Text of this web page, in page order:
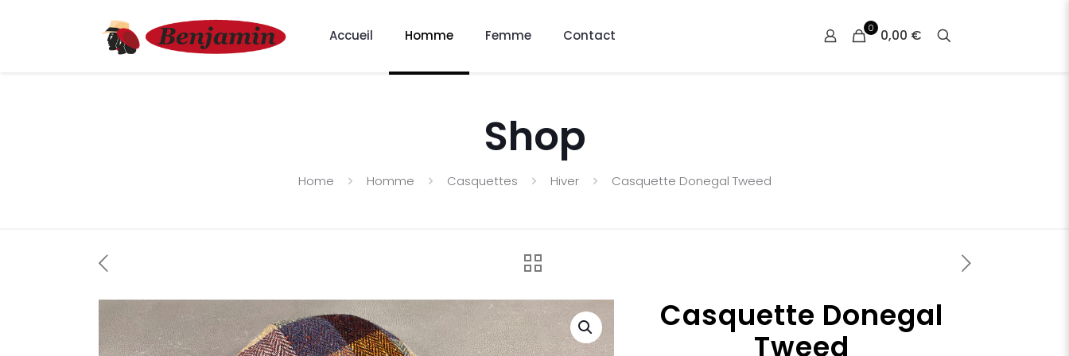
Accueil Homme Femme Contact 0 0,00 €
Shop
Home Homme Casquettes Hiver Casquette Donegal Tweed
Casquette Donegal
Tweed